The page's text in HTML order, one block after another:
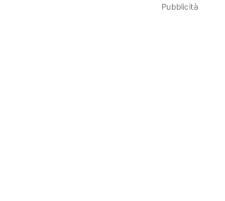
Pubblicità